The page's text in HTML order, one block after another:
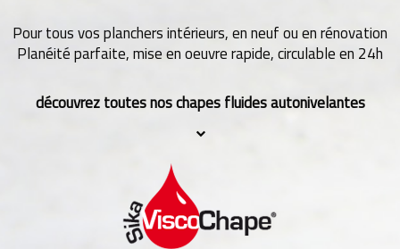
Pour tous vos planchers intérieurs, en neuf ou en rénovation
Planéité parfaite, mise en oeuvre rapide, circulable en 24h
découvrez toutes nos chapes fluides autonivelantes